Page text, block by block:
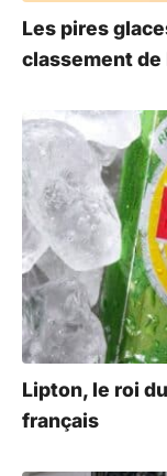
Les pires
classement de
Lipton, le roi
français